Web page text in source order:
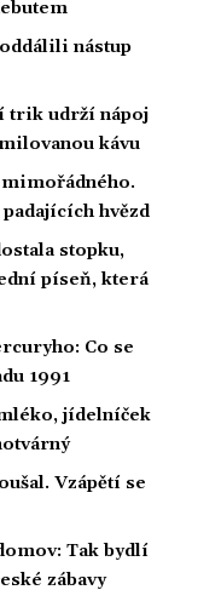
nástup
trik udrží nápoj
kávu
hvězd
stopku,
píseň, která
Co se
1991
jídelníček
Vzápětí se
Tak bydlí
zábavy